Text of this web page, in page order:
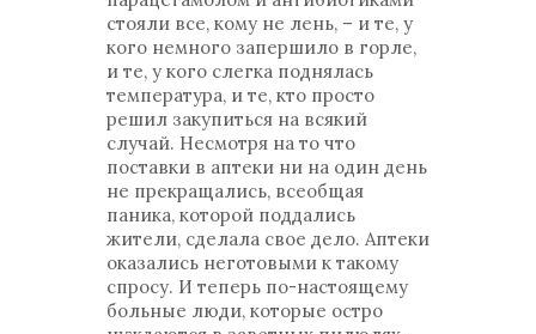
стояли все, кому не лень, – и те, у
кого немного запершило в горле,
и те, у кого слегка поднялась
температура, и те, кто просто
решил закупиться на всякий
случай. Несмотря на то что
поставки в аптеки ни на один день
не прекращались, всеобщая
паника, которой поддались
жители, сделала свое дело. Аптеки
оказались неготовыми к такому
спросу. И теперь по-настоящему
больные люди, которые остро